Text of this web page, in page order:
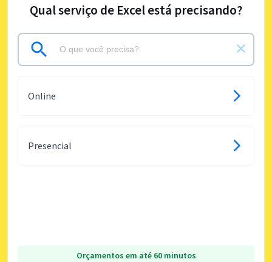
Qual serviço de Excel está precisando?
Online
Presencial
Orçamentos em até 60 minutos